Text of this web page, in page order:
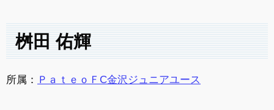
桝田 佑輝
所属： ＰａｔｅｏＦC金沢ジュニアユース